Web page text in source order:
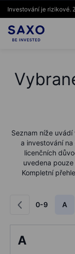
Investování je rizikové.
Seznam níže
a investování
licenčních
uvedena
Kompletní
0-9 A
A